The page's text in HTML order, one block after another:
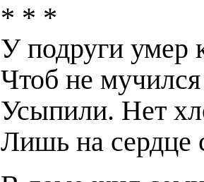
* * *
У подруги умер
Чтоб не
Усыпили. Нет
Лишь на сердце